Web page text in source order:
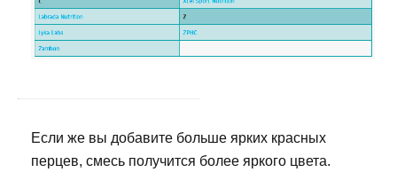
Если же вы добавите больше ярких красных
перцев, смесь получится более яркого цвета.